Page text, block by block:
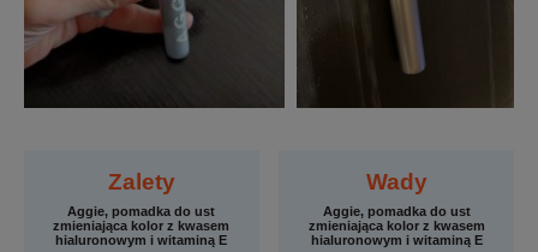
Zalety
Aggie, pomadka do ust
zmieniająca kolor z kwasem
hialuronowym i witaminą E
Wady
Aggie, pomadka do ust
zmieniająca kolor z kwasem
hialuronowym i witaminą E